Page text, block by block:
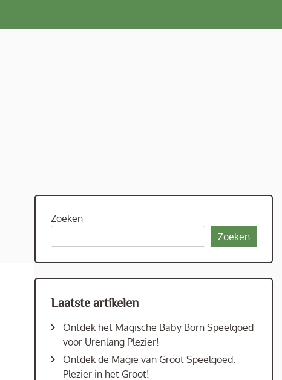
Zoeken
Zoeken
Laatste artikelen
Ontdek het Magische Baby Born Speelgoed
voor Urenlang Plezier!
Ontdek de Magie van Groot Speelgoed:
Plezier in het Groot!